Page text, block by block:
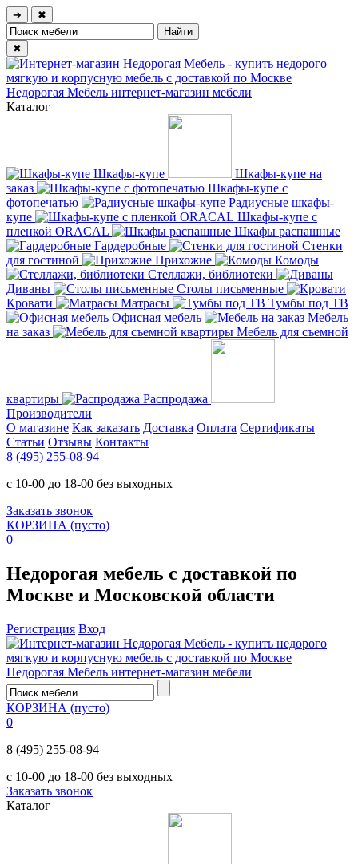
➔ ✖
✖
Недорогая Мебель интернет-магазин мебели
Каталог
Шкафы-купе
Шкафы-купе на
заказ
Шкафы-купе с
фотопечатью
Радиусные шкафы-
купе
Шкафы-купе с
пленкой ORACAL
Шкафы распашные
Гардеробные
Стенки
для гостиной
Прихожие
Комоды
Стеллажи, библиотеки
Диваны
Столы письменные
Кровати
Матрасы
Тумбы под ТВ
Офисная мебель
Мебель
на заказ
Мебель для съемной
квартиры
Распродажа
Производители
О магазине Как заказать Доставка Оплата Сертификаты
Статьи Отзывы Контакты
8 (495) 255-08-94
с 10-00 до 18-00 без выходных
Заказать звонок
КОРЗИНА (пусто)
0
Недорогая мебель с доставкой по
Москве и Московской области
Регистрация Вход
Недорогая Мебель интернет-магазин мебели
КОРЗИНА (пусто)
0
8 (495) 255-08-94
с 10-00 до 18-00 без выходных
Заказать звонок
Каталог